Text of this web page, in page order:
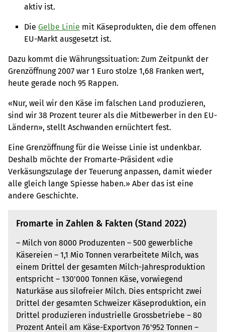
aktiv ist.
Die Gelbe Linie mit Käseprodukten, die dem offenen
EU-Markt ausgesetzt ist.
Dazu kommt die Währungssituation: Zum Zeitpunkt der
Grenzöffnung 2007 war 1 Euro stolze 1,68 Franken wert,
heute gerade noch 95 Rappen.
«Nur, weil wir den Käse im falschen Land produzieren,
sind wir 38 Prozent teurer als die Mitbewerber in den EU-
Ländern», stellt Aschwanden ernüchtert fest.
Eine Grenzöffnung für die Weisse Linie ist undenkbar.
Deshalb möchte der Fromarte-Präsident «die
Verkäsungszulage der Teuerung anpassen, damit wieder
alle gleich lange Spiesse haben.» Aber das ist eine
andere Geschichte.
Fromarte in Zahlen & Fakten (Stand 2022)
– Milch von 8000 Produzenten – 500 gewerbliche
Käsereien – 1,1 Mio Tonnen verarbeitete Milch, was
einem Drittel der gesamten Milch-Jahresproduktion
entspricht – 130'000 Tonnen Käse, vorwiegend
Naturkäse aus silofreier Milch. Dies entspricht zwei
Drittel der gesamten Schweizer Käseproduktion, ein
Drittel produzieren industrielle Grossbetriebe – 80
Prozent Anteil am Käse-Exportvon 76'952 Tonnen –